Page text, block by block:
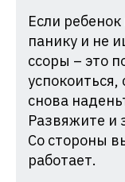
Если
панику и не
ссоры – это
снова
Развяжите и
Со стороны
работает.